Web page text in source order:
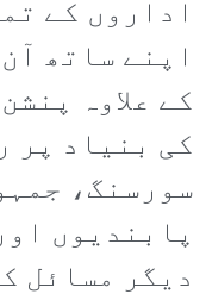
اداروں کے
اپنے ساتھ
کے علاوہ
کی بنیاد پر
سورسنگ،
پابندیوں
دیگر مسائل